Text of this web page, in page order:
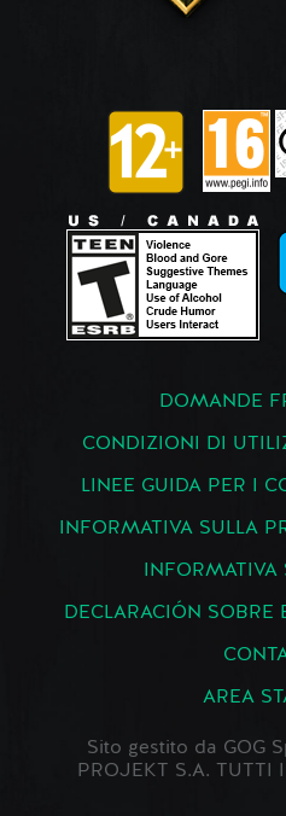
DOMANDE
CONDIZIONI DI
LINEE GUIDA PER I
INFORMATIVA SULLA
INFORMATIVA
DECLARACIÓN SOBRE
AREA
Sito gestito da GOG
PROJEKT S.A. TUTTI